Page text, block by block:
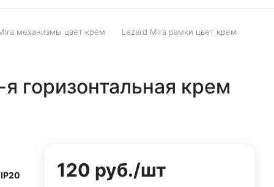
механизмы цвет крем
Lezard Mira рамки цвет крем
горизонтальная крем
IP20 120 руб./шт